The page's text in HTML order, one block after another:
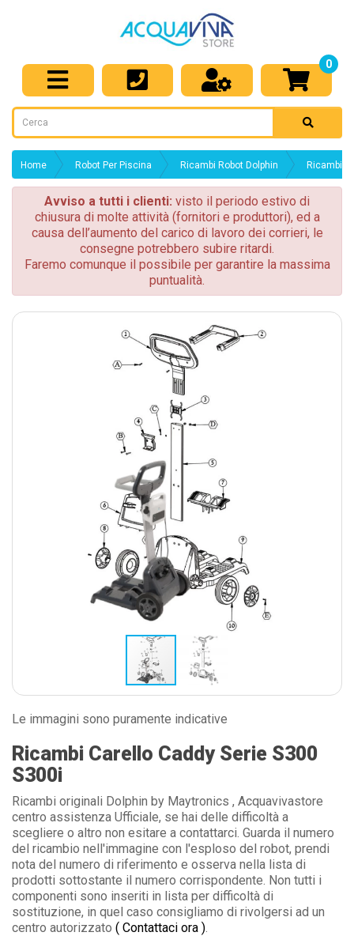
0
Home Robot Per Piscina Ricambi Robot Dolphin Ricambi
Avviso a tutti i clienti: visto il periodo estivo di
chiusura di molte attività (fornitori e produttori), ed a
causa dell’aumento del carico di lavoro dei corrieri, le
consegne potrebbero subire ritardi.
Faremo comunque il possibile per garantire la massima
puntualità.
Le immagini sono puramente indicative
Ricambi Carello Caddy Serie S300
S300i
Ricambi originali Dolphin by Maytronics , Acquavivastore
centro assistenza Ufficiale, se hai delle difficoltà a
scegliere o altro non esitare a contattarci. Guarda il numero
del ricambio nell'immagine con l'esploso del robot, prendi
nota del numero di riferimento e osserva nella lista di
prodotti sottostante il numero corrispondente. Non tutti i
componenti sono inseriti in lista per difficoltà di
sostituzione, in quel caso consigliamo di rivolgersi ad un
centro autorizzato ( Contattaci ora )